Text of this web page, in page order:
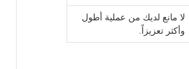
لا مانع لديك من عملية أطول
وأكثر تعزيزاً.